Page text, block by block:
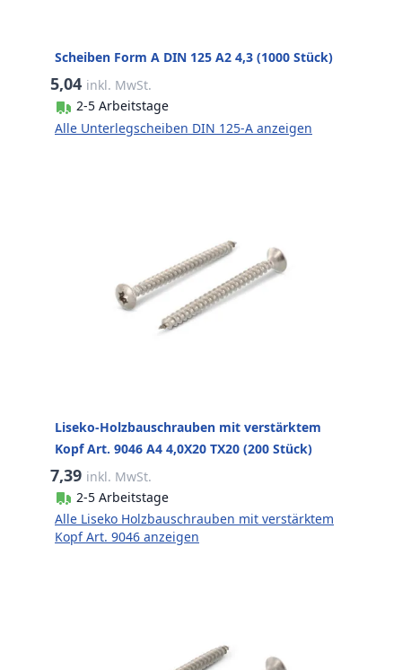
Scheiben Form A DIN 125 A2 4,3 (1000 Stück)
5,04 inkl. MwSt.
2-5 Arbeitstage
Alle Unterlegscheiben DIN 125-A anzeigen
Liseko-Holzbauschrauben mit verstärktem
Kopf Art. 9046 A4 4,0X20 TX20 (200 Stück)
7,39 inkl. MwSt.
2-5 Arbeitstage
Alle Liseko Holzbauschrauben mit verstärktem
Kopf Art. 9046 anzeigen